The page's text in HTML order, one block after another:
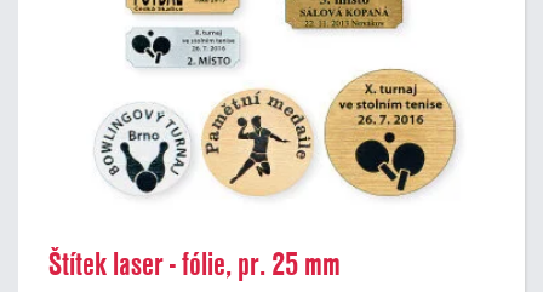
Štítek laser - fólie, pr. 25 mm